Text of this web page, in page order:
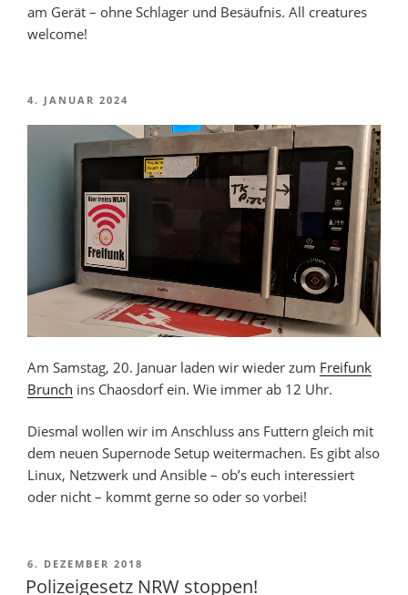
am Gerät – ohne Schlager und Besäufnis. All creatures
welcome!
VERÖFFENTLICHT
4. JANUAR 2024
Am Samstag, 20. Januar laden wir wieder zum Freifunk
Brunch ins Chaosdorf ein. Wie immer ab 12 Uhr.
Diesmal wollen wir im Anschluss ans Futtern gleich mit
dem neuen Supernode Setup weitermachen. Es gibt also
Linux, Netzwerk und Ansible – ob’s euch interessiert
oder nicht – kommt gerne so oder so vorbei!
VERÖFFENTLICHT
AM
6. DEZEMBER 2018
Polizeigesetz NRW stoppen!